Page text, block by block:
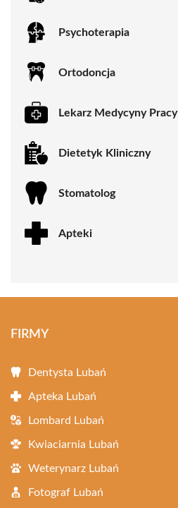
Psychoterapia
Ortodoncja
Lekarz Medycyny Pracy
Dietetyk Kliniczny
Stomatolog
Apteki
FIRMY
Dentysta Lubań
Apteka Lubań
Lombard Lubań
Kwiaciarnia Lubań
Weterynarz Lubań
Fotograf Lubań